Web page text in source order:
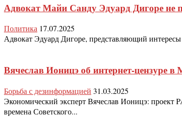
Адвокат Майи Санду Эдуард Дигоре не
Политика 17.07.2025
Адвокат Эдуард Дигоре, представляющий
Вячеслав Ионицэ об интернет-цензуре в
Борьба с дезинформацией 31.03.2025
Экономический эксперт Вячеслав Ионицэ: проект
времена Советского...